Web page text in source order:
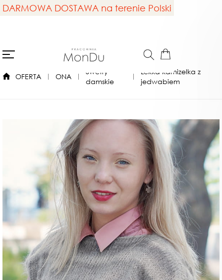
DARMOWA DOSTAWA na terenie Polski
OFERTA ONA
Swetry
damskie
Lekka kamizelka z
jedwabiem